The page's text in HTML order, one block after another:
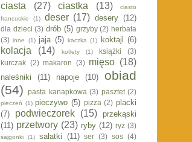
ciasta (27) ciastka (13)
ciasto
francuskie
(1) deser (17) desery (12)
dla dzieci (3) drób (5) grzyby (2) herbata
(3) inne (1) jaja (5) kaczka (1) koktajl (6)
kolacja (14) kotlety (1) książki
(3)
kurczak (2) makaron (3) mięso (18)
naleśniki (11) napoje (10)
obiad
(54)
pasta kanapkowa (3) pasztet (2)
pieczeń (1) pieczywo (5) pizza (2) placki
(7)
podwieczorek (15) przekąski
(11) przetwory (23) ryby (12) ryż (3)
sajgonki (1) sałatki (11) ser (3) sos (4)